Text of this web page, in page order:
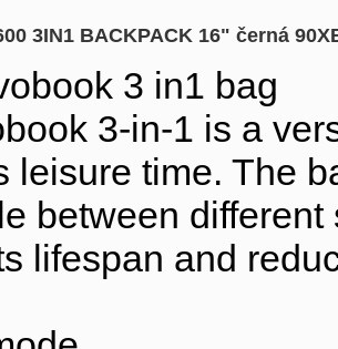
3IN1 BACKPACK 16" černá
3 in1 bag
3-in-1 is a
leisure time. The
between
lifespan and